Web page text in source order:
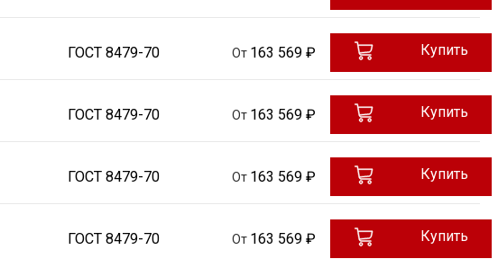
ГОСТ 8479-70 От 163 569 ₽ Купить
ГОСТ 8479-70 От 163 569 ₽ Купить
ГОСТ 8479-70 От 163 569 ₽ Купить
ГОСТ 8479-70 От 163 569 ₽ Купить